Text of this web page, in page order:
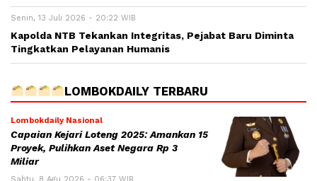
Senin, 13 Juli 2026 - 20:22 WIB
Kapolda NTB Tekankan Integritas, Pejabat Baru Diminta
Tingkatkan Pelayanan Humanis
LOMBOKDAILY TERBARU
Lombokdaily Nasional
Capaian Kejari Loteng 2025: Amankan 15
Proyek, Pulihkan Aset Negara Rp 3
Miliar
Sabtu, 8 Agu 2026 - 06:37 WIB